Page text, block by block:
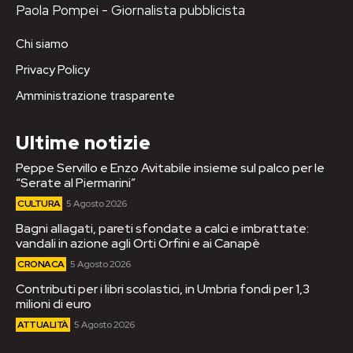
Paola Pompei - Giornalista pubblicista
Chi siamo
Privacy Policy
Amministrazione trasparente
Ultime notizie
Peppe Servillo e Enzo Avitabile insieme sul palco per le
“Serate al Piermarini”
CULTURA 5 Agosto 2026
Bagni allagati, pareti sfondate a calci e imbrattate:
vandali in azione agli Orti Orfini e ai Canapè
CRONACA 5 Agosto 2026
Contributi per i libri scolastici, in Umbria fondi per 1,3
milioni di euro
ATTUALITÀ 5 Agosto 2026